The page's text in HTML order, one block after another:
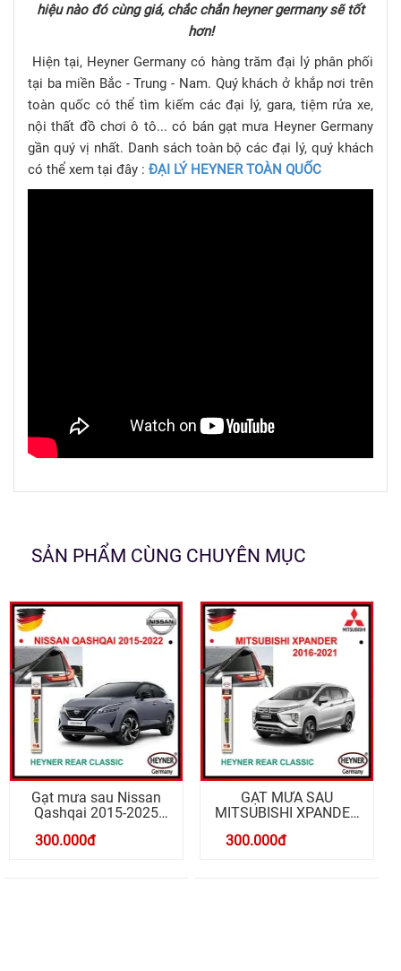
hiệu nào đó cùng giá, chắc chắn heyner germany sẽ tốt
hơn!
Hiện tại, Heyner Germany có hàng trăm đại lý phân phối
tại ba miền Bắc - Trung - Nam. Quý khách ở khắp nơi trên
toàn quốc có thể tìm kiếm các đại lý, gara, tiệm rửa xe,
nội thất đồ chơi ô tô... có bán gạt mưa Heyner Germany
gần quý vị nhất. Danh sách toàn bộ các đại lý, quý khách
có thể xem tại đây : ĐẠI LÝ HEYNER TOÀN QUỐC
SẢN PHẨM CÙNG CHUYÊN MỤC
GẠT MƯA SAU
MITSUBISHI XPANDER
CLASSIC 12 ADAPER
300.000đ
GẠT MƯA SAU
TOYOTA PRADO 2016-
12 INCH
250.000đ